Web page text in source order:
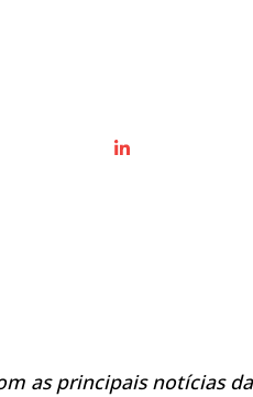
as principais notícias